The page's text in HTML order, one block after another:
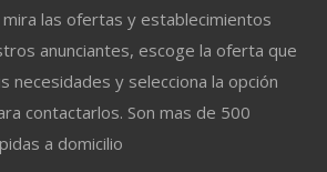
las ofertas y establecimientos
anunciantes, escoge la oferta que
necesidades y selecciona la opción
contactarlos. Son mas de 500
a domicilio